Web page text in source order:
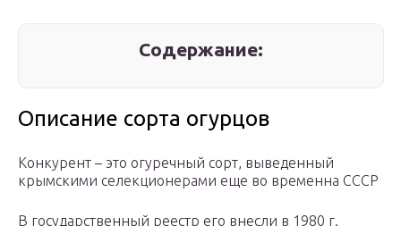
Содержание:
Описание сорта огурцов
Конкурент – это огуречный сорт, выведенный
крымскими селекционерами еще во временна СССР
В государственный реестр его внесли в 1980 г.